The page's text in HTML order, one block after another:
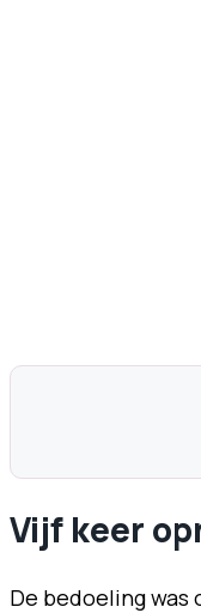
Vijf keer
De bedoeling was